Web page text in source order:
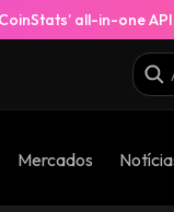
all-in-one
Mercados